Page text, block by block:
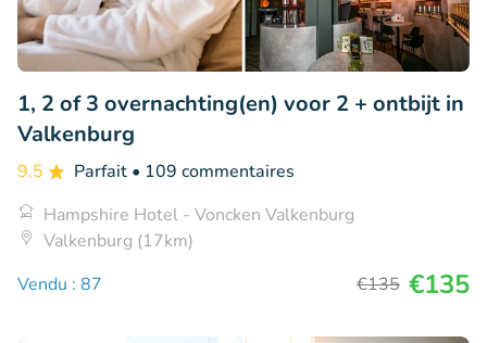
1, 2 of 3 overnachting(en) voor 2 + ontbijt in
Valkenburg
9.5 Parfait • 109 commentaires
Hampshire Hotel - Voncken Valkenburg
Valkenburg (17km)
Vendu : 87
€135 €135